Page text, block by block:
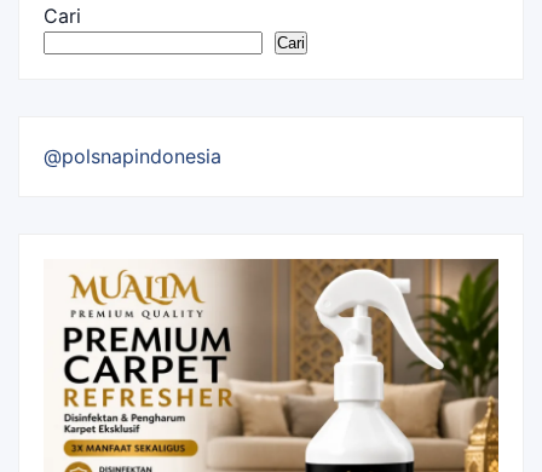
Cari
Cari
@polsnapindonesia